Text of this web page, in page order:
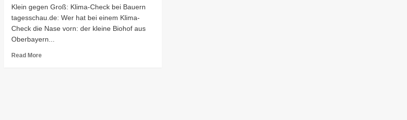
Klein gegen Groß: Klima-Check bei Bauern
tagesschau.de: Wer hat bei einem Klima-
Check die Nase vorn: der kleine Biohof aus
Oberbayern...
Read More